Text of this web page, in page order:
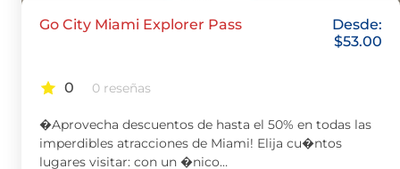
Go City Miami Explorer Pass
Desde:
$53.00
0 0 reseñas
�Aprovecha descuentos de hasta el 50% en todas las
imperdibles atracciones de Miami! Elija cu�ntos
lugares visitar: con un �nico…